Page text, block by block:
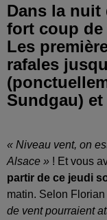
Dans la nuit
fort coup de
Les
rafales
Sundgau)
« Niveau vent, on
Alsace » ! Et vous
partir de ce jeudi
matin. Selon
de vent pourraient